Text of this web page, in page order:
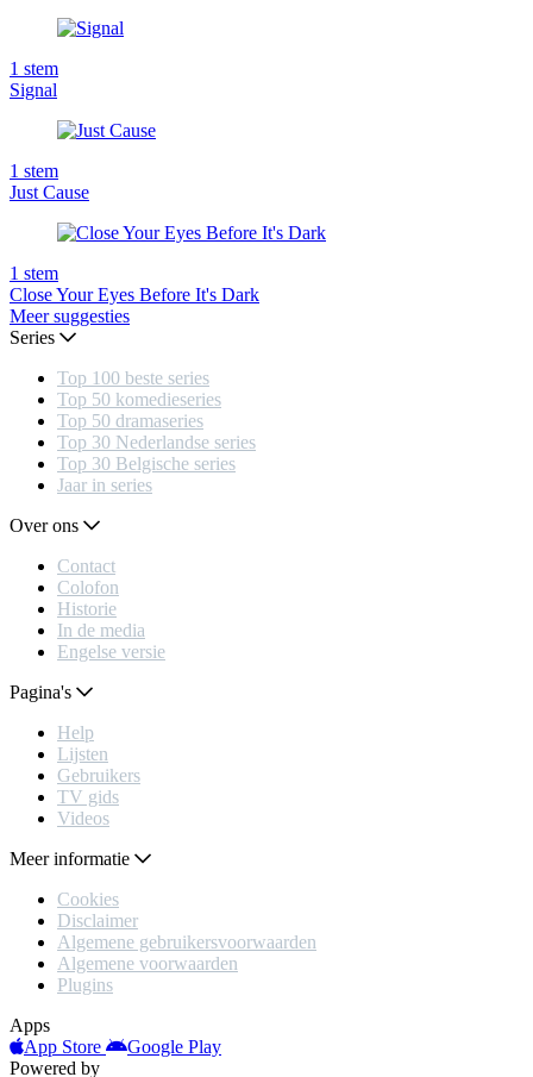
1 stem
Signal
1 stem
Just Cause
1 stem
Close Your Eyes Before It's Dark
Meer suggesties
Series
Top 100 beste series
Top 50 komedieseries
Top 50 dramaseries
Top 30 Nederlandse series
Top 30 Belgische series
Jaar in series
Over ons
Contact
Colofon
Historie
In de media
Engelse versie
Pagina's
Help
Lijsten
Gebruikers
TV gids
Videos
Meer informatie
Cookies
Disclaimer
Algemene gebruikersvoorwaarden
Algemene voorwaarden
Plugins
Apps
App Store
Google Play
Powered by